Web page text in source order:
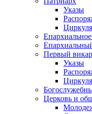
Указы
Первый
Указы
Церковь и